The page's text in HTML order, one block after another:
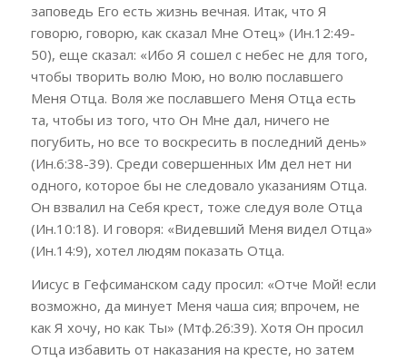
заповедь Его есть жизнь вечная. Итак, что Я
говорю, говорю, как сказал Мне Отец» (Ин.12:49-
50), еще сказал: «Ибо Я сошел с небес не для того,
чтобы творить волю Мою, но волю пославшего
Меня Отца. Воля же пославшего Меня Отца есть
та, чтобы из того, что Он Мне дал, ничего не
погубить, но все то воскресить в последний день»
(Ин.6:38-39). Среди совершенных Им дел нет ни
одного, которое бы не следовало указаниям Отца.
Он взвалил на Себя крест, тоже следуя воле Отца
(Ин.10:18). И говоря: «Видевший Меня видел Отца»
(Ин.14:9), хотел людям показать Отца.
Иисус в Гефсиманском саду просил: «Отче Мой! если
возможно, да минует Меня чаша сия; впрочем, не
как Я хочу, но как Ты» (Мтф.26:39). Хотя Он просил
Отца избавить от наказания на кресте, но затем